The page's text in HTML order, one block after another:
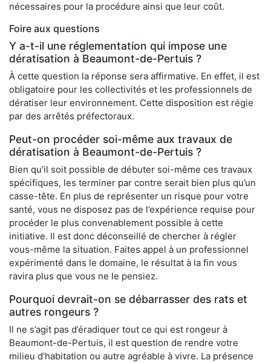
nécessaires pour la procédure ainsi que leur coût.
Foire aux questions
Y a-t-il une réglementation qui impose une
dératisation à Beaumont-de-Pertuis ?
À cette question la réponse sera affirmative. En effet, il est
obligatoire pour les collectivités et les professionnels de
dératiser leur environnement. Cette disposition est régie
par des arrêtés préfectoraux.
Peut-on procéder soi-même aux travaux de
dératisation à Beaumont-de-Pertuis ?
Bien qu’il soit possible de débuter soi-même ces travaux
spécifiques, les terminer par contre serait bien plus qu’un
casse-tête. En plus de représenter un risque pour votre
santé, vous ne disposez pas de l’expérience requise pour
procéder le plus convenablement possible à cette
initiative. Il est donc déconseillé de chercher à régler
vous-même la situation. Faites appel à un professionnel
expérimenté dans le domaine, le résultat à la fin vous
ravira plus que vous ne le pensiez.
Pourquoi devrait-on se débarrasser des rats et
autres rongeurs ?
Il ne s’agit pas d’éradiquer tout ce qui est rongeur à
Beaumont-de-Pertuis, il est question de rendre votre
milieu d’habitation ou autre agréable à vivre. La présence